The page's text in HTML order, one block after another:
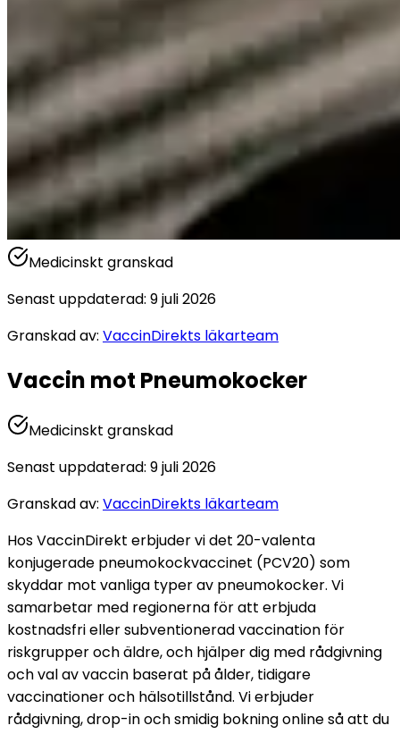
Medicinskt granskad
Senast uppdaterad: 9 juli 2026
Granskad av: VaccinDirekts läkarteam
Vaccin mot Pneumokocker
Medicinskt granskad
Senast uppdaterad: 9 juli 2026
Granskad av: VaccinDirekts läkarteam
Hos VaccinDirekt erbjuder vi det 20-valenta
konjugerade pneumokockvaccinet (PCV20) som
skyddar mot vanliga typer av pneumokocker. Vi
samarbetar med regionerna för att erbjuda
kostnadsfri eller subventionerad vaccination för
riskgrupper och äldre, och hjälper dig med rådgivning
och val av vaccin baserat på ålder, tidigare
vaccinationer och hälsotillstånd. Vi erbjuder
rådgivning, drop-in och smidig bokning online så att du